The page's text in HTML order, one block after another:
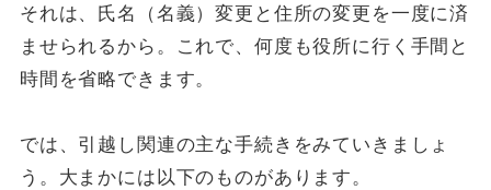
それは、氏名（名義）変更と住所の変更を一度に済
ませられるから。これで、何度も役所に行く手間と
時間を省略できます。
では、引越し関連の主な手続きをみていきましょ
う。大まかには以下のものがあります。